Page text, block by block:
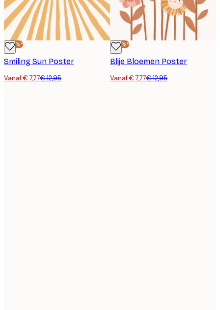
-40%*
Smiling Sun Poster
Vanaf € 7,77€ 12,95
-40%*
Blije Bloemen Poster
Vanaf € 7,77€ 12,95